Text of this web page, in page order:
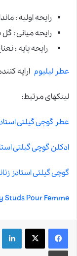
رایحه اولیه :
رایحه میانی :
رایحه پایه :
عطر لیلیوم ارایه
لینکهای مرتبط:
عطر گوچی گیلتی
ادکلن گوچی گیلتی
گوچی گیلتی استادز
Studs Pour Femme
چاپ